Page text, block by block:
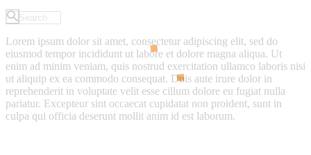
Lorem ipsum dolor sit amet, consectetur adipiscing elit, sed do
eiusmod tempor incididunt ut labore et dolore magna aliqua. Ut
enim ad minim veniam, quis nostrud exercitation ullamco laboris nisi
ut aliquip ex ea commodo consequat. Duis aute irure dolor in
reprehenderit in voluptate velit esse cillum dolore eu fugiat nulla
pariatur. Excepteur sint occaecat cupidatat non proident, sunt in
culpa qui officia deserunt mollit anim id est laborum.